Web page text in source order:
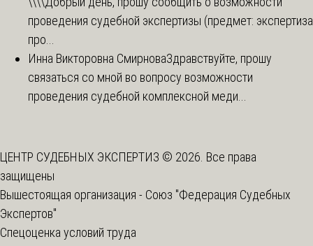
проведения судебной экспертизы (предмет: экспертиза
про...
Инна Викторовна СмирноваЗдравствуйте, прошу
связаться со мной во вопросу возможности
проведения судебной комплексной меди...
ЦЕНТР СУДЕБНЫХ ЭКСПЕРТИЗ © 2026. Все права
защищены
Вышестоящая организация - Союз "Федерация Судебных
Экспертов"
Спецоценка условий труда